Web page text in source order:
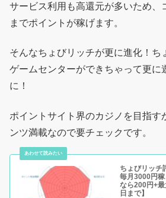
サービス利用も高還元が多いため、
までポイントが稼げます。
そんなちょびリッチが更に進化！ち
ゲームセンターができちゃって更に
に！
ポイントサイト界のカジノを目指す
ンツ満載なので要チェックです。
ちょびリッチ
毎月3000円
なら200円+
日まで】